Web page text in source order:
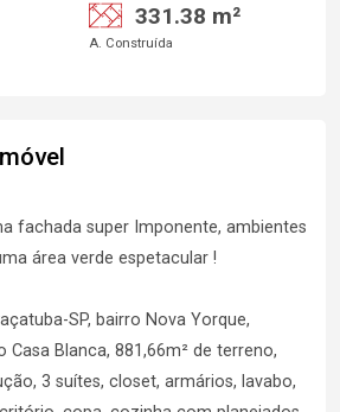
331.38 m²
A. Construída
fachada super Imponente, ambientes
área verde espetacular !
SP, bairro Nova Yorque,
Casa Blanca, 881,66m² de terreno,
3 suítes, closet, armários, lavabo,